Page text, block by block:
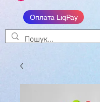
Оплата LiqPay